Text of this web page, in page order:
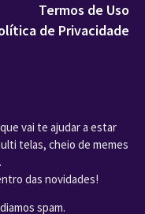
vai te ajudar a estar
telas, cheio de memes
das novidades!
spam.
Termos de Uso
de Privacidade